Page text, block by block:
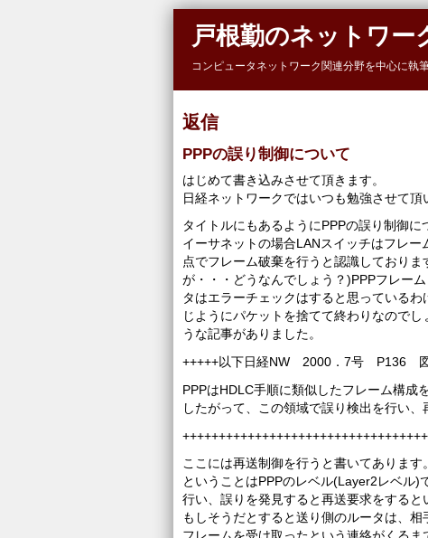
戸根勤のネットワー
コンピュータネットワーク関連分野を中心に執
返信
PPPの誤り制御について
はじめて書き込みさせて頂きます。
日経ネットワークではいつも勉強させて頂
タイトルにもあるようにPPPの誤り制御に
イーサネットの場合LANスイッチはフレ
点でフレーム破棄を行うと認識しており
が・・・どうなんでしょう？)PPPフレー
タはエラーチェックはすると思っている
じようにパケットを捨てて終わりなので
うな記事がありました。
+++++以下日経NW 2000．7号 P136
PPPはHDLC手順に類似したフレーム構成
したがって、この領域で誤り検出を行い、
ここには再送制御を行うと書いてあります。
ということはPPPのレベル(Layer2レベル)
行い、誤りを発見すると再送要求をすると
もしそうだとすると送り側のルータは、